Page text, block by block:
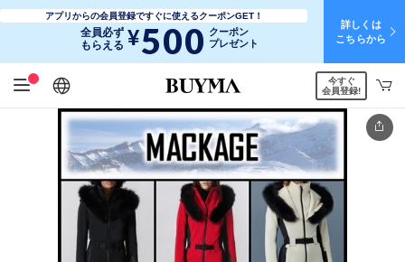
アプリからの会員登録ですぐに使えるクーポンGET！
全員必ず
もらえる ¥500 クーポン
プレゼント
詳しくは
こちらから
日本語
English
简体中文
繁體中文
今すぐ
会員登録!